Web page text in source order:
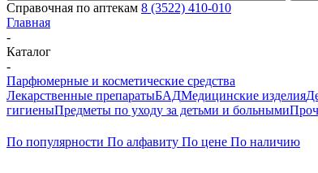
Справочная по аптекам 8 (3522) 410-010
Главная
-
Каталог
-
Парфюмерные и косметические средства
Лекарственные препаратыБАДМедицинские изделия
гигиеныПредметы по уходу за детьми и больными
По популярности По алфавиту По цене По наличию